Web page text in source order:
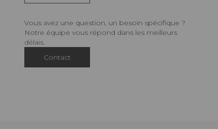
Vous avez une question, un besoin spécifique ?
Notre équipe vous répond dans les meilleurs
délais.
Contact